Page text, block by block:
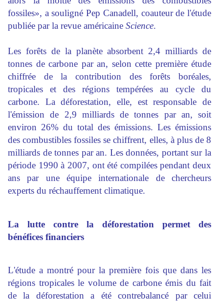
fossiles», a souligné Pep Canadell, coauteur de l'étude
publiée par la revue américaine Science.
Les forêts de la planète absorbent 2,4 milliards de
tonnes de carbone par an, selon cette première étude
chiffrée de la contribution des forêts boréales,
tropicales et des régions tempérées au cycle du
carbone. La déforestation, elle, est responsable de
l'émission de 2,9 milliards de tonnes par an, soit
environ 26% du total des émissions. Les émissions
des combustibles fossiles se chiffrent, elles, à plus de 8
milliards de tonnes par an. Les données, portant sur la
période 1990 à 2007, ont été compilées pendant deux
ans par une équipe internationale de chercheurs
experts du réchauffement climatique.
La lutte contre la déforestation permet des
bénéfices financiers
L'étude a montré pour la première fois que dans les
régions tropicales le volume de carbone émis du fait
de la déforestation a été contrebalancé par celui